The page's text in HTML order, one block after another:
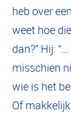
heb over
weet hoe
dan?” Hij:
misschien
wie is het
Of